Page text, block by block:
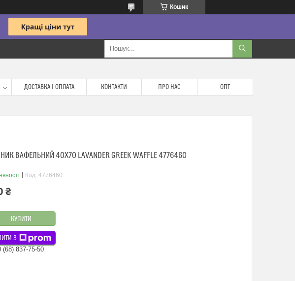
Кошик
ДОСТАВКА І ОПЛАТА КОНТАКТИ ПРО НАС ОПТ
ВАФЕЛЬНИЙ 40X70 LAVANDER GREEK WAFFLE 4776460
Код: 4776460
₴
КУПИТИ
З
(68) 837-75-50